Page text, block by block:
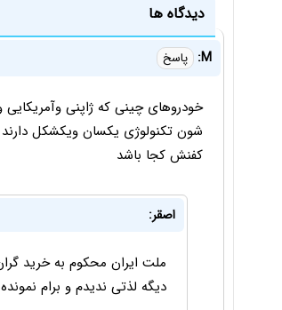
دیدگاه ها
M: پاسخ
خودروهای چینی که ژاپنی
شون تکنولوژی یکسان ویکشکل
کفنش کجا باشد
اصقر:
دیگه لذتی ندیدم و برام